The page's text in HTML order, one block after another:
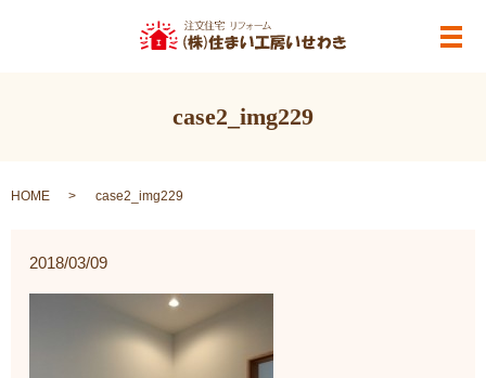
メ
case2_img229
HOME case2_img229
2018/03/09